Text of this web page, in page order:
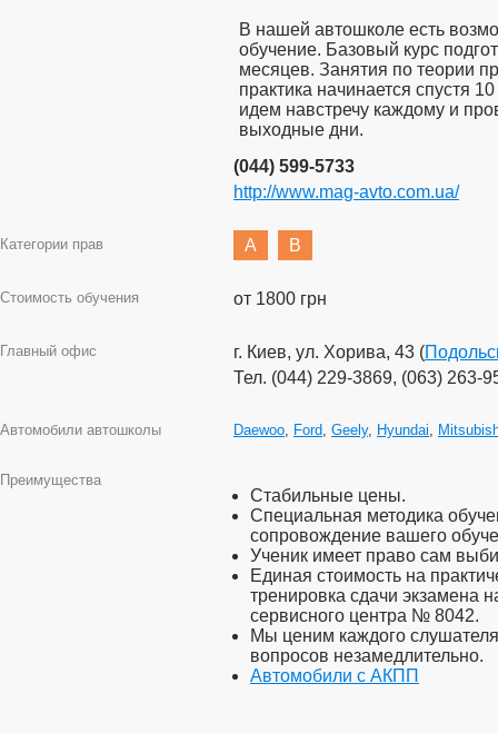
В нашей автошколе есть
обучение. Базовый курс
месяцев. Занятия по теории
практика начинается спустя
идем навстречу каждому и
выходные дни.
(044) 599-5733
http://www.mag-avto.com.ua/
Категории прав A B
Стоимость обучения от 1800 грн
Главный офис г. Киев, ул. Хорива, 43 (
Тел. (044) 229-3869, (063) 263-
Автомобили автошколы Daewoo, Ford, Geely, Hyundai,
Преимущества
Стабильные цены.
Специальная методика
сопровождение вашего
Ученик имеет право сам
Единая стоимость на
тренировка сдачи экзамена
сервисного центра № 8042.
Мы ценим каждого
вопросов незамедлительно.
Автомобили с АКПП